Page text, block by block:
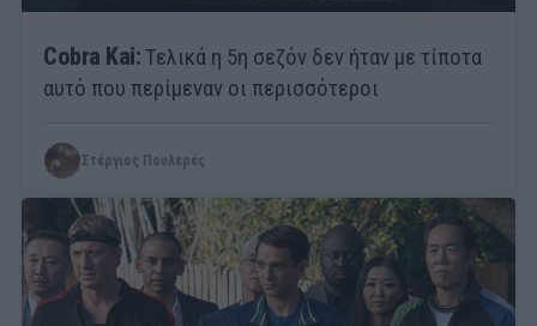
Cobra Kai:Τελικά η 5η σεζόν δεν ήταν με τίποτα
αυτό που περίμεναν οι περισσότεροι
Στέργιος Πουλερές